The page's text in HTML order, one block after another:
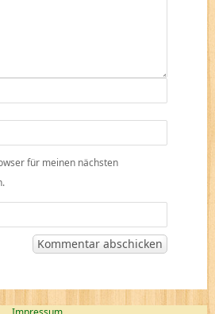
für meinen nächsten